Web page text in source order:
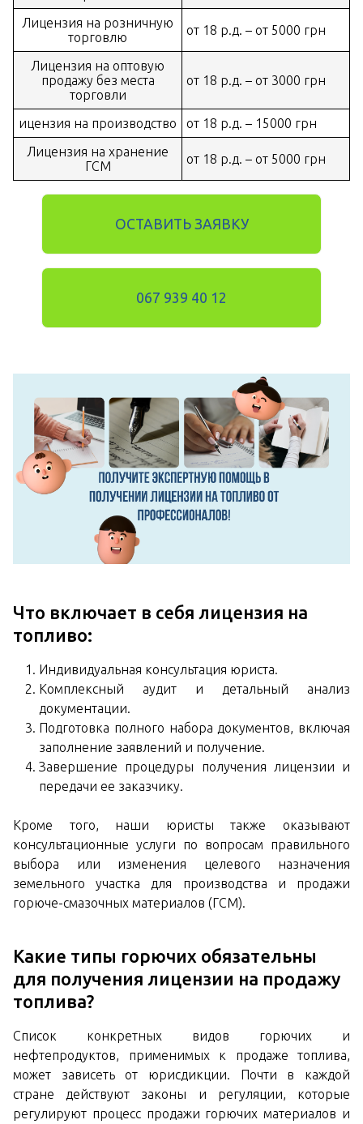
Лицензия на розничную
торговлю
от 18 р.д. – от 5000 грн
Лицензия на оптовую
продажу без места
торговли
от 18 р.д. – от 3000 грн
ицензия на производство
от 18 р.д. – 15000 грн
Лицензия на хранение
ГСМ
от 18 р.д. – от 5000 грн
ОСТАВИТЬ ЗАЯВКУ
067 939 40 12
Что включает в себя лицензия на
топливо:
Индивидуальная консультация юриста.
Комплексный аудит и детальный анализ
документации.
Подготовка полного набора документов, включая
заполнение заявлений и получение.
Завершение процедуры получения лицензии и
передачи ее заказчику.
Кроме того, наши юристы также оказывают
консультационные услуги по вопросам правильного
выбора или изменения целевого назначения
земельного участка для производства и продажи
горюче-смазочных материалов (ГСМ).
Какие типы горючих обязательны
для получения лицензии на продажу
топлива?
Список конкретных видов горючих и
нефтепродуктов, применимых к продаже топлива,
может зависеть от юрисдикции. Почти в каждой
стране действуют законы и регуляции, которые
регулируют процесс продажи горючих материалов и